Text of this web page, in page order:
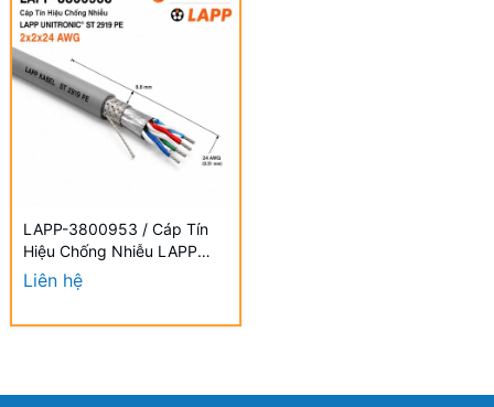
LAPP-3800953 / Cáp Tín
Hiệu Chống Nhiễu LAPP
UNITRONIC ST 2919 PE
2x2x24 AWG
Liên hệ